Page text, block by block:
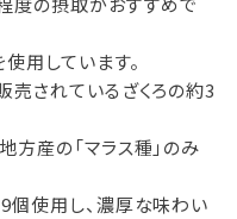
用しています。
売されているざくろの約3
方産の「マラス種」のみ
個使用し、濃厚な味わい